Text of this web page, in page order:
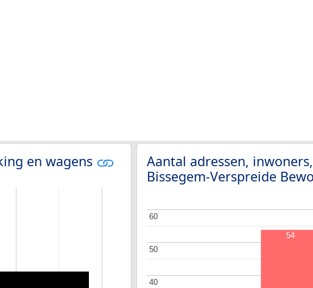
en wagens
Aantal adressen,
Bissegem-Verspreide
40
40
50
50
60
60
54